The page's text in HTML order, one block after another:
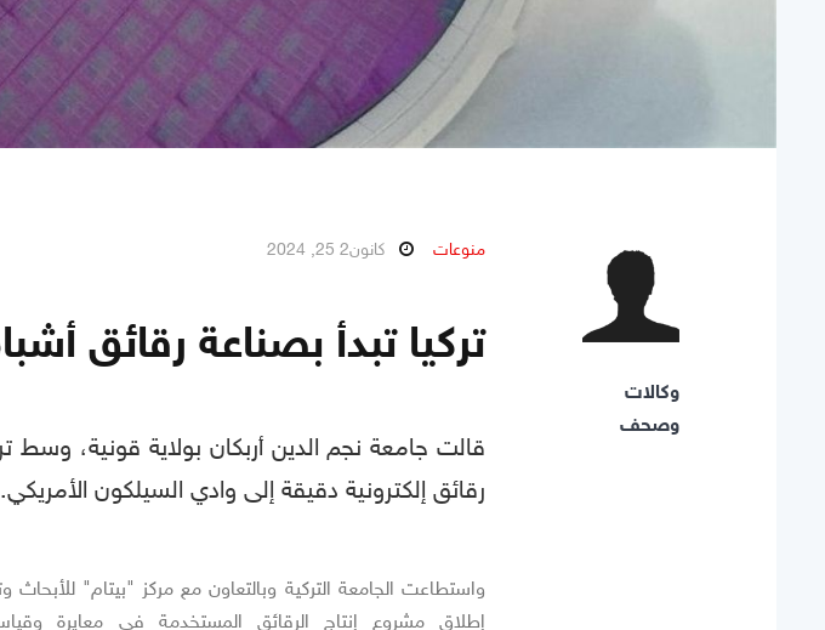
وكالات
وصحف
منوعات كانون2 25, 2024
تركيا تبدأ بصناعة رقائق
قالت جامعة نجم الدين أربكان بولاية قونية، وسط
رقائق إلكترونية دقيقة إلى وادي السيلكون الأمريكي.
واستطاعت الجامعة التركية وبالتعاون مع مركز "بيتام" للأبحاث
إطلاق مشروع إنتاج الرقائق المستخدمة في معايرة وقياس